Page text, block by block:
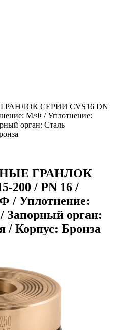
СЕРИИ CVS16 DN
М/Ф / Уплотнение:
орган: Сталь
ГРАНЛОК
200 / PN 16 /
/ Уплотнение:
Запорный орган:
/ Корпус: Бронза